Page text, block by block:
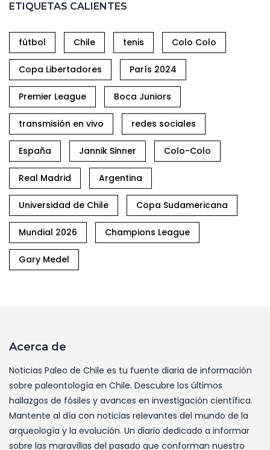
ETIQUETAS CALIENTES
fútbol Chile tenis Colo Colo
Copa Libertadores París 2024
Premier League Boca Juniors
transmisión en vivo redes sociales
España Jannik Sinner Colo-Colo
Real Madrid Argentina
Universidad de Chile Copa Sudamericana
Mundial 2026 Champions League
Gary Medel
Acerca de
Noticias Paleo de Chile es tu fuente diaria de información
sobre paleontología en Chile. Descubre los últimos
hallazgos de fósiles y avances en investigación científica.
Mantente al día con noticias relevantes del mundo de la
arqueología y la evolución. Un diario dedicado a informar
sobre las maravillas del pasado que conforman nuestro